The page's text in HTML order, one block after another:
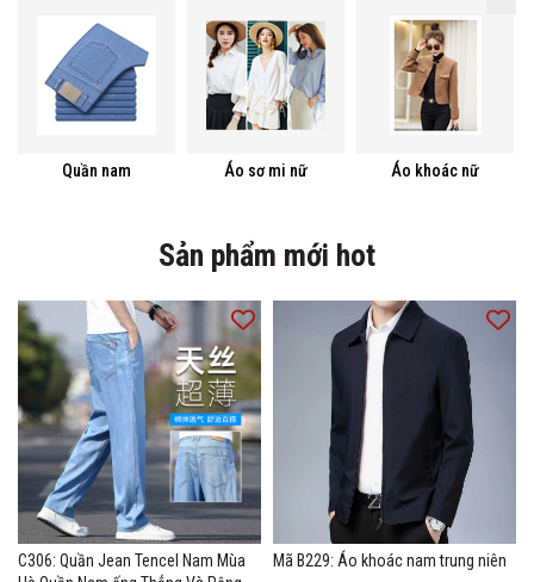
Quần nam Áo sơ mi nữ Áo khoác nữ
Sản phẩm mới hot
C306: Quần Jean Tencel Nam Mùa
Mã B229: Áo khoác nam trung niên